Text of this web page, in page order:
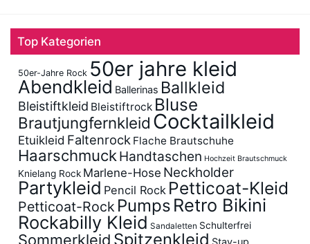
Top Kategorien
50er-Jahre Rock 50er jahre kleid
Abendkleid Ballerinas Ballkleid
Bleistiftkleid Bleistiftrock Bluse
Brautjungfernkleid Cocktailkleid
Etuikleid Faltenrock Flache Brautschuhe
Haarschmuck Handtaschen Hochzeit Brautschmuck
Knielang Rock Marlene-Hose Neckholder
Partykleid Pencil Rock Petticoat-Kleid
Petticoat-Rock Pumps Retro Bikini
Rockabilly Kleid Sandaletten Schulterfrei
Sommerkleid Spitzenkleid Stay-up